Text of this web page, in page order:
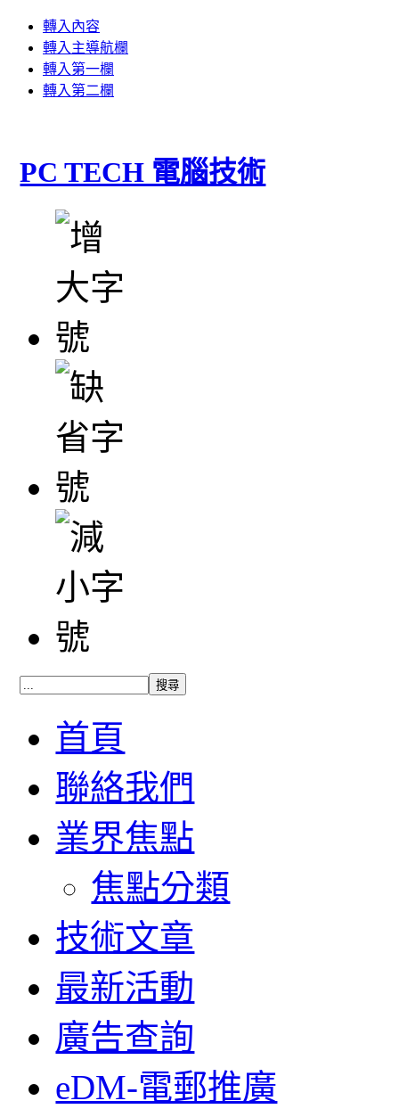
轉入內容
轉入主導航欄
轉入第一欄
轉入第二欄
PC TECH 電腦技術
首頁
聯絡我們
業界焦點
焦點分類
技術文章
最新活動
廣告查詢
eDM-電郵推廣